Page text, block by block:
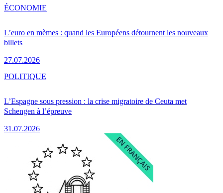
L’euro en mèmes : quand les Européens détournent les nouveaux
billets
27.07.2026
ÉCONOMIE
L’Espagne sous pression : la crise migratoire de Ceuta met
Schengen à l’épreuve
31.07.2026
POLITIQUE